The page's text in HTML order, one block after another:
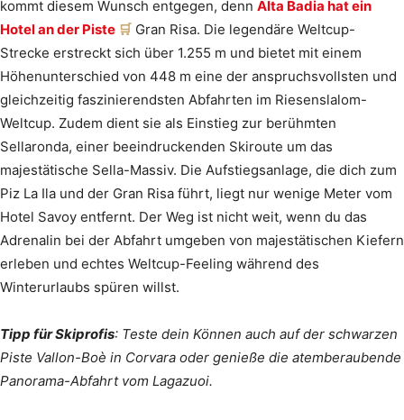
kommt diesem Wunsch entgegen, denn Alta Badia hat ein
Hotel an der Piste
Gran Risa. Die legendäre Weltcup-
Strecke erstreckt sich über 1.255 m und bietet mit einem
Höhenunterschied von 448 m eine der anspruchsvollsten und
gleichzeitig faszinierendsten Abfahrten im Riesenslalom-
Weltcup. Zudem dient sie als Einstieg zur berühmten
Sellaronda, einer beeindruckenden Skiroute um das
majestätische Sella-Massiv. Die Aufstiegsanlage, die dich zum
Piz La Ila und der Gran Risa führt, liegt nur wenige Meter vom
Hotel Savoy entfernt. Der Weg ist nicht weit, wenn du das
Adrenalin bei der Abfahrt umgeben von majestätischen Kiefern
erleben und echtes Weltcup-Feeling während des
Winterurlaubs spüren willst.
Tipp für Skiprofis: Teste dein Können auch auf der schwarzen
Piste Vallon-Boè in Corvara oder genieße die atemberaubende
Panorama-Abfahrt vom Lagazuoi.